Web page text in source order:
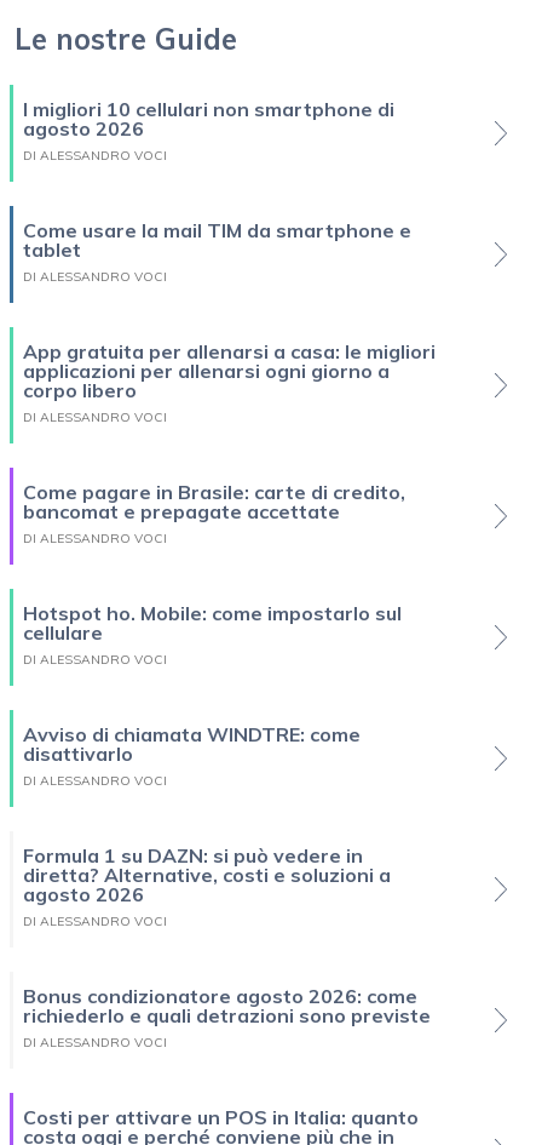
Le nostre Guide
I migliori 10 cellulari non smartphone di
agosto 2026
DI ALESSANDRO VOCI
Come usare la mail TIM da smartphone e
tablet
DI ALESSANDRO VOCI
App gratuita per allenarsi a casa: le migliori
applicazioni per allenarsi ogni giorno a
corpo libero
DI ALESSANDRO VOCI
Come pagare in Brasile: carte di credito,
bancomat e prepagate accettate
DI ALESSANDRO VOCI
Hotspot ho. Mobile: come impostarlo sul
cellulare
DI ALESSANDRO VOCI
Avviso di chiamata WINDTRE: come
disattivarlo
DI ALESSANDRO VOCI
Formula 1 su DAZN: si può vedere in
diretta? Alternative, costi e soluzioni a
agosto 2026
DI ALESSANDRO VOCI
Bonus condizionatore agosto 2026: come
richiederlo e quali detrazioni sono previste
DI ALESSANDRO VOCI
Costi per attivare un POS in Italia: quanto
costa oggi e perché conviene più che in